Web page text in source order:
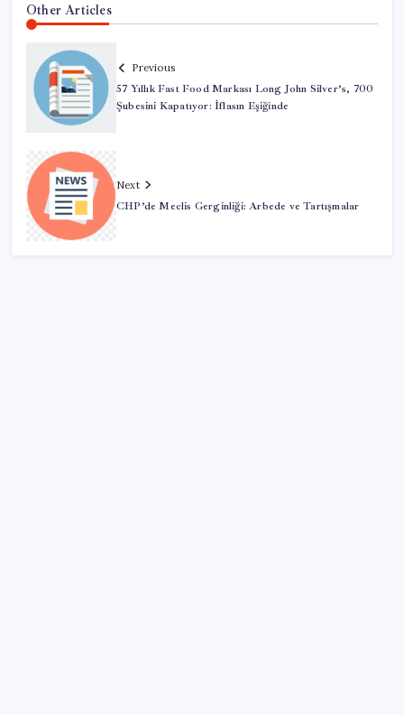
Other Articles
Previous
57 Yıllık Fast Food Markası Long John Silver’s, 700
Şubesini Kapatıyor: İflasın Eşiğinde
Next
CHP’de Meclis Gerginliği: Arbede ve Tartışmalar